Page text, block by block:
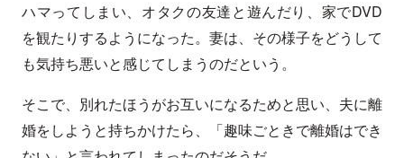
ハマってしまい、オタクの友達と遊んだり、家でDVD
を観たりするようになった。妻は、その様子をどうして
も気持ち悪いと感じてしまうのだという。
そこで、別れたほうがお互いになるためと思い、夫に離
婚をしようと持ちかけたら、「趣味ごときで離婚はでき